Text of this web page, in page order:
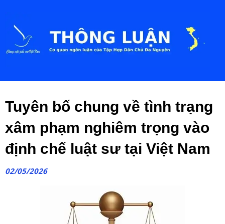
Tuyên bố chung về tình trạng
xâm phạm nghiêm trọng vào
định chế luật sư tại Việt Nam
02/05/2026